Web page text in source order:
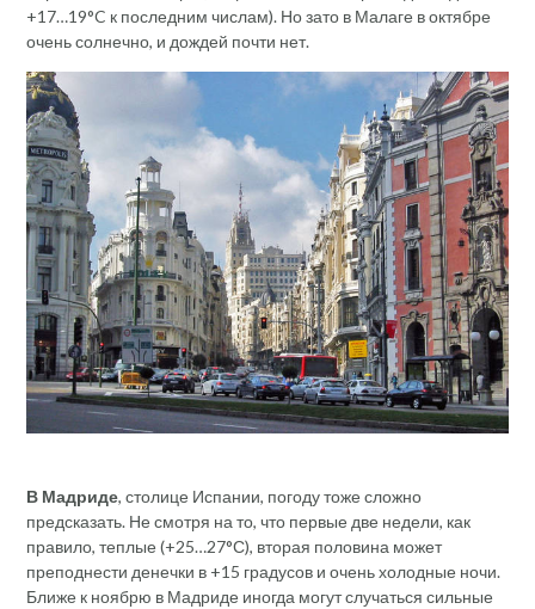
+17…19°C к последним числам). Но зато в Малаге в октябре
очень солнечно, и дождей почти нет.
В Мадриде, столице Испании, погоду тоже сложно
предсказать. Не смотря на то, что первые две недели, как
правило, теплые (+25…27°С), вторая половина может
преподнести денечки в +15 градусов и очень холодные ночи.
Ближе к ноябрю в Мадриде иногда могут случаться сильные